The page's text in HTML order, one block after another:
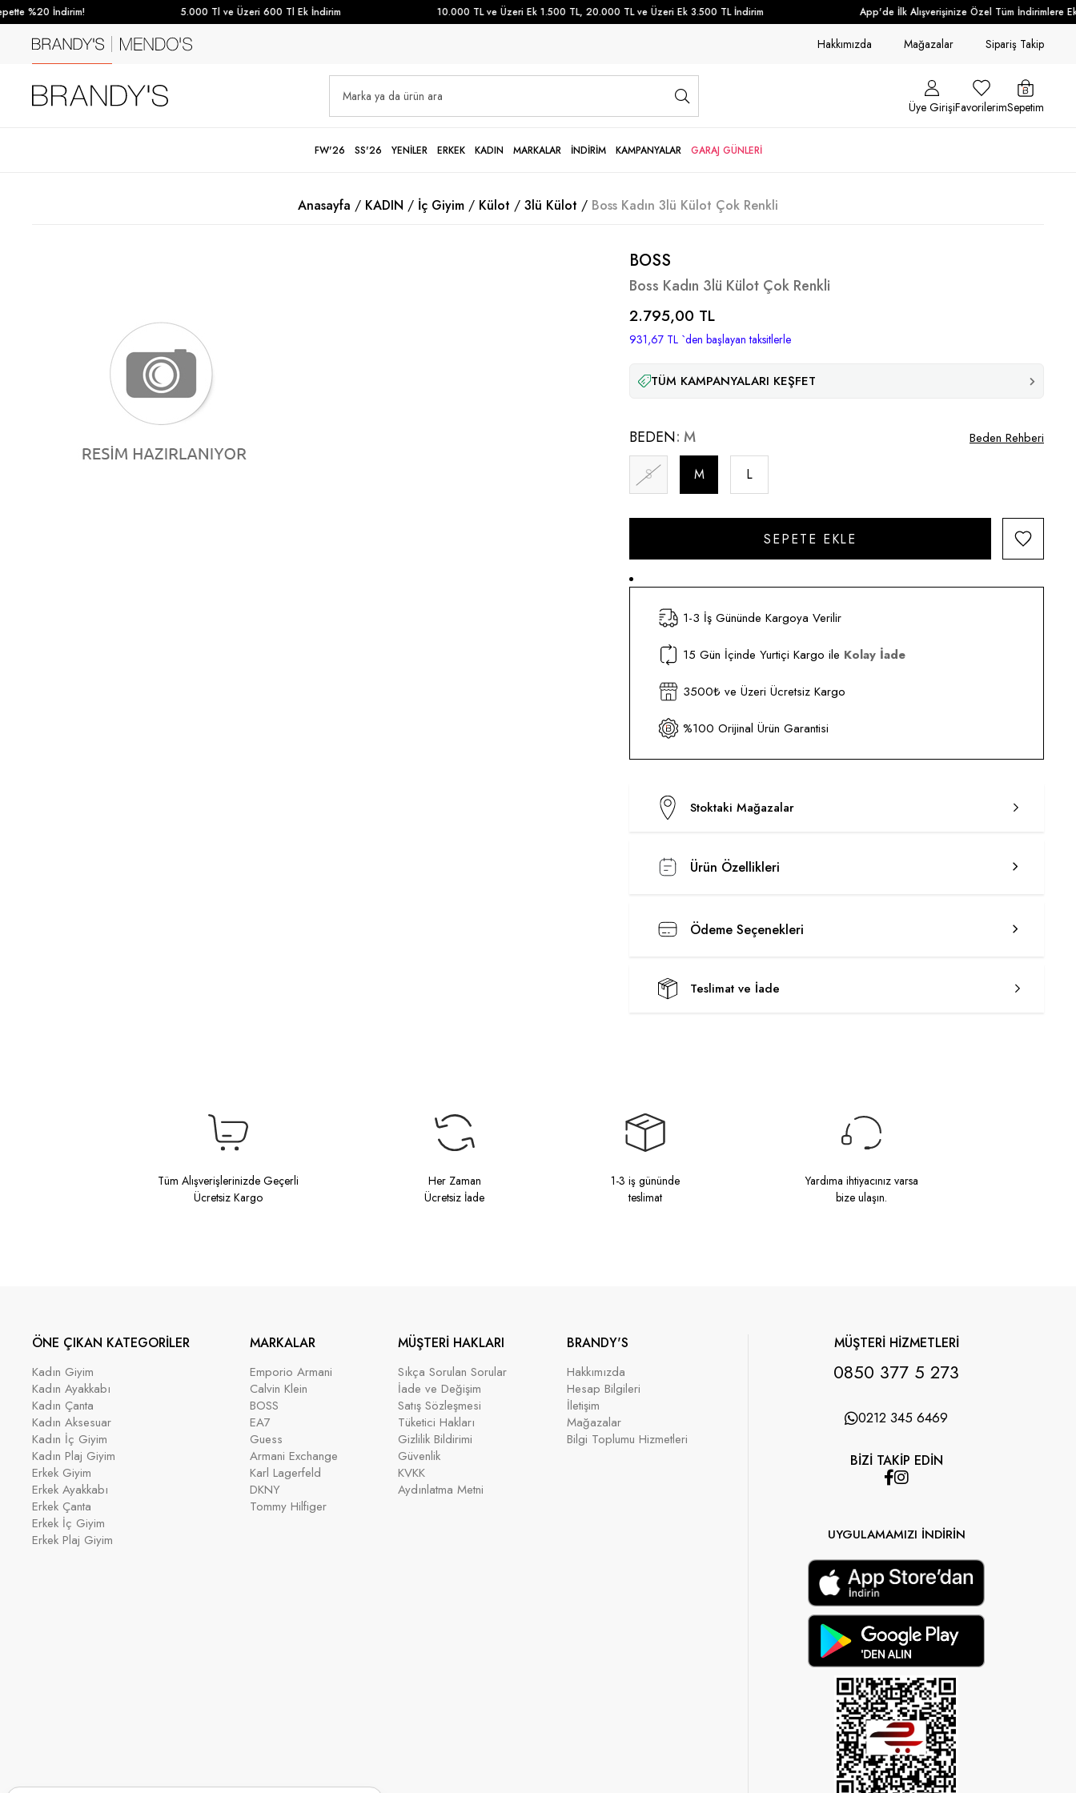
%20 İndirim! 5.000 Tl ve Üzeri 600 Tl Ek İndirim 10.000 TL ve Üzeri Ek 1.500 TL, 20.000 TL ve Üzeri Ek 3.500 TL İndirim App'de İlk Alışverişinize Özel Tüm İndirimlere Ek
Hakkımızda Mağazalar Sipariş Takip
Üye GirişiFavorilerimSepetim
FW'26 SS'26 YENİLER ERKEK KADIN MARKALAR İNDİRİM KAMPANYALAR GARAJ GÜNLERİ
Anasayfa KADIN İç Giyim Külot 3lü Külot Boss Kadın 3lü Külot Çok Renkli
BOSS
Boss Kadın 3lü Külot Çok Renkli
2.795,00 TL
931,67 TL `den başlayan taksitlerle
TÜM KAMPANYALARI KEŞFET
BEDEN M
S M L
Beden Rehberi
1-3 İş Gününde Kargoya Verilir
15 Gün İçinde Yurtiçi Kargo ile Kolay İade
3500₺ ve Üzeri Ücretsiz Kargo
%100 Orijinal Ürün Garantisi
Stoktaki Mağazalar
Ürün Özellikleri
Ödeme Seçenekleri
Teslimat ve İade
Tüm Alışverişlerinizde Geçerli
Ücretsiz Kargo
Her Zaman
Ücretsiz İade
1-3 iş gününde
teslimat
Yardıma ihtiyacınız varsa
bize ulaşın.
ÖNE ÇIKAN KATEGORİLER
Kadın Giyim
Kadın Ayakkabı
Kadın Çanta
Kadın Aksesuar
Kadın İç Giyim
Kadın Plaj Giyim
Erkek Giyim
Erkek Ayakkabı
Erkek Çanta
Erkek İç Giyim
Erkek Plaj Giyim
MARKALAR
Emporio Armani
Calvin Klein
BOSS
EA7
Guess
Armani Exchange
Karl Lagerfeld
DKNY
Tommy Hilfiger
MÜŞTERİ HAKLARI
Sıkça Sorulan Sorular
İade ve Değişim
Satış Sözleşmesi
Tüketici Hakları
Gizlilik Bildirimi
Güvenlik
KVKK
Aydınlatma Metni
BRANDY'S
Hakkımızda
Hesap Bilgileri
İletişim
Mağazalar
Bilgi Toplumu Hizmetleri
MÜŞTERİ HİZMETLERİ
0850 377 5 273
0212 345 6469
BİZİ TAKİP EDİN
UYGULAMAMIZI İNDİRİN